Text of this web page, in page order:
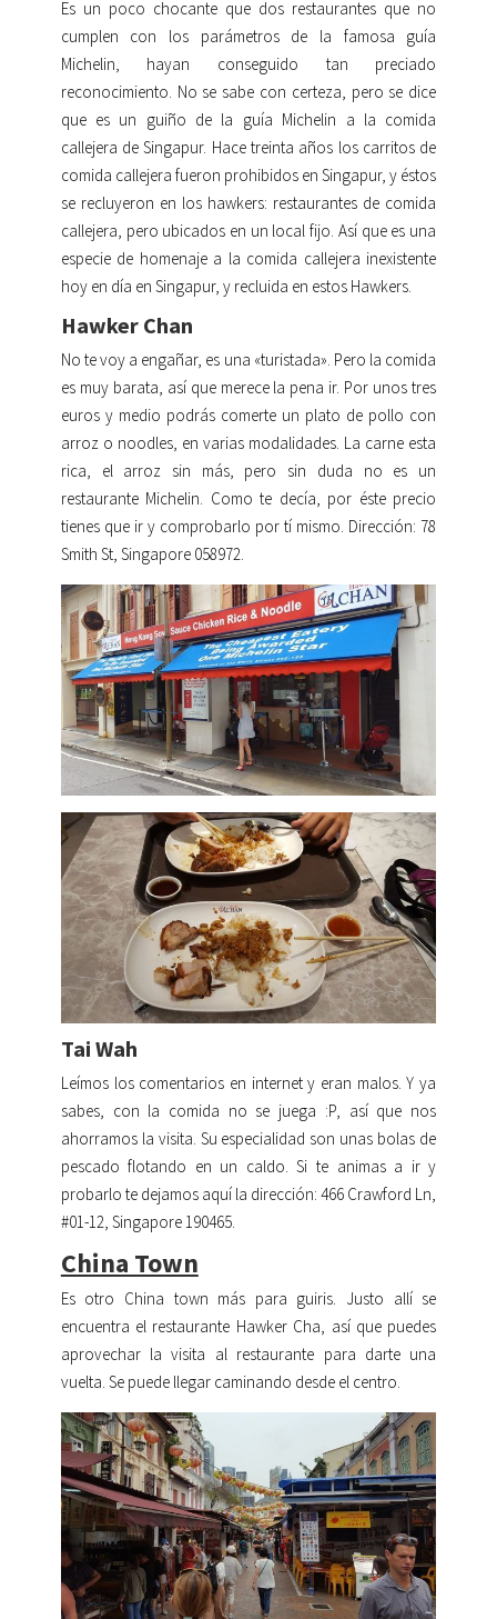
Es un poco chocante que dos restaurantes que no
cumplen con los parámetros de la famosa guía
Michelin, hayan conseguido tan preciado
reconocimiento. No se sabe con certeza, pero se dice
que es un guiño de la guía Michelin a la comida
callejera de Singapur. Hace treinta años los carritos de
comida callejera fueron prohibidos en Singapur, y éstos
se recluyeron en los hawkers: restaurantes de comida
callejera, pero ubicados en un local fijo. Así que es una
especie de homenaje a la comida callejera inexistente
hoy en día en Singapur, y recluida en estos Hawkers.
Hawker Chan
No te voy a engañar, es una «turistada». Pero la comida
es muy barata, así que merece la pena ir. Por unos tres
euros y medio podrás comerte un plato de pollo con
arroz o noodles, en varias modalidades. La carne esta
rica, el arroz sin más, pero sin duda no es un
restaurante Michelin. Como te decía, por éste precio
tienes que ir y comprobarlo por tí mismo. Dirección: 78
Smith St, Singapore 058972.
Tai Wah
Leímos los comentarios en internet y eran malos. Y ya
sabes, con la comida no se juega :P, así que nos
ahorramos la visita. Su especialidad son unas bolas de
pescado flotando en un caldo. Si te animas a ir y
probarlo te dejamos aquí la dirección:466 Crawford Ln,
#01-12, Singapore 190465.
China Town
Es otro China town más para guiris. Justo allí se
encuentra el restaurante Hawker Cha, así que puedes
aprovechar la visita al restaurante para darte una
vuelta. Se puede llegar caminando desde el centro.